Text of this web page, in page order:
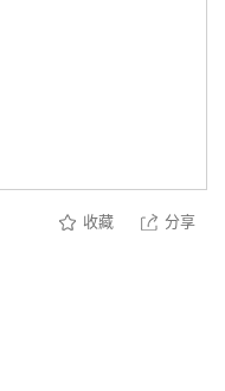
收藏 分享